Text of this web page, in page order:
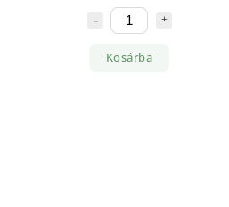
Kosárba